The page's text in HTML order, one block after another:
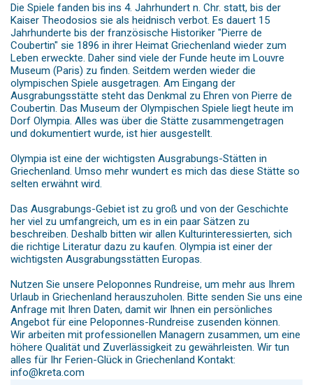
Die Spiele fanden bis ins 4. Jahrhundert n. Chr. statt, bis der
Kaiser Theodosios sie als heidnisch verbot. Es dauert 15
Jahrhunderte bis der französische Historiker "Pierre de
Coubertin" sie 1896 in ihrer Heimat Griechenland wieder zum
Leben erweckte. Daher sind viele der Funde heute im Louvre
Museum (Paris) zu finden. Seitdem werden wieder die
olympischen Spiele ausgetragen. Am Eingang der
Ausgrabungsstätte steht das Denkmal zu Ehren von Pierre de
Coubertin. Das Museum der Olympischen Spiele liegt heute im
Dorf Olympia. Alles was über die Stätte zusammengetragen
und dokumentiert wurde, ist hier ausgestellt.
Olympia ist eine der wichtigsten Ausgrabungs-Stätten in
Griechenland. Umso mehr wundert es mich das diese Stätte so
selten erwähnt wird.
Das Ausgrabungs-Gebiet ist zu groß und von der Geschichte
her viel zu umfangreich, um es in ein paar Sätzen zu
beschreiben. Deshalb bitten wir allen Kulturinteressierten, sich
die richtige Literatur dazu zu kaufen. Olympia ist einer der
wichtigsten Ausgrabungsstätten Europas.
Nutzen Sie unsere Peloponnes Rundreise, um mehr aus Ihrem
Urlaub in Griechenland herauszuholen. Bitte senden Sie uns eine
Anfrage mit Ihren Daten, damit wir Ihnen ein persönliches
Angebot für eine Peloponnes-Rundreise zusenden können.
Wir arbeiten mit professionellen Managern zusammen, um eine
höhere Qualität und Zuverlässigkeit zu gewährleisten. Wir tun
alles für Ihr Ferien-Glück in Griechenland Kontakt:
info@kreta.com